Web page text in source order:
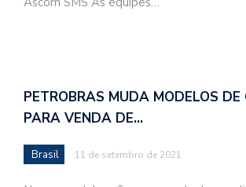
PETROBRAS MUDA MODELOS DE
PARA VENDA DE…
Brasil 11 de setembro de 2021